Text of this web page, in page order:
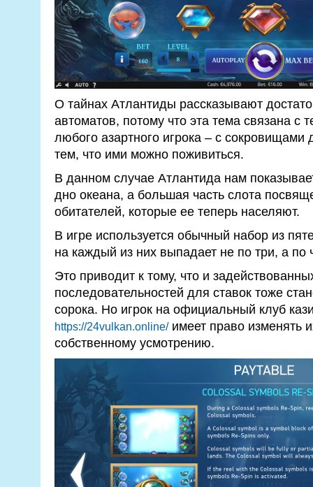
О тайнах Атлантиды рассказывают
автоматов, потому что эта тема связана с
любого азартного игрока – с сокровищами
тем, что ими можно поживиться.
В данном случае Атлантида нам
дно океана, а большая часть слота
обитателей, которые ее теперь населяют.
В игре используется обычный набор из
на каждый из них выпадает не по три, а по
Это приводит к тому, что и
последовательностей для ставок тоже
сорока. Но игрок на официальный клуб
https://24vulkan.online/имеет право изменять
собственному усмотрению.